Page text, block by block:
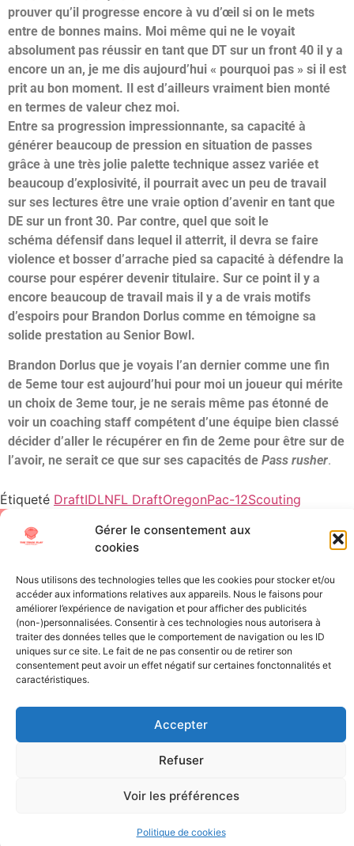
Gérer le consentement aux
cookies
Nous utilisons des technologies telles que les cookies pour stocker et/ou
accéder aux informations relatives aux appareils. Nous le faisons pour
améliorer l’expérience de navigation et pour afficher des publicités
(non-)personnalisées. Consentir à ces technologies nous autorisera à
traiter des données telles que le comportement de navigation ou les ID
uniques sur ce site. Le fait de ne pas consentir ou de retirer son
consentement peut avoir un effet négatif sur certaines fonctonnalités et
caractéristiques.
Accepter
Refuser
Voir les préférences
Politique de cookies
prouver qu’il progresse encore à vu d’œil si on le mets
entre de bonnes mains. Moi même qui ne le voyait
absolument pas réussir en tant que DT sur un front 40 il y a
encore un an, je me dis aujourd’hui « pourquoi pas » si il est
prit au bon moment. Il est d’ailleurs vraiment bien monté
en termes de valeur chez moi.
Entre sa progression impressionnante, sa capacité à
générer beaucoup de pression en situation de passes
grâce à une très jolie palette technique assez variée et
beaucoup d’explosivité, il pourrait avec un peu de travail
sur ses lectures être une vraie option d’avenir en tant que
DE sur un front 30. Par contre, quel que soit le
schéma défensif dans lequel il atterrit, il devra se faire
violence et bosser d’arrache pied sa capacité à défendre la
course pour espérer devenir titulaire. Sur ce point il y a
encore beaucoup de travail mais il y a de vrais motifs
d’espoirs pour Brandon Dorlus comme en témoigne sa
solide prestation au Senior Bowl.
Brandon Dorlus que je voyais l’an dernier comme une fin
de 5eme tour est aujourd’hui pour moi un joueur qui mérite
un choix de 3eme tour, je ne serais même pas étonné de
voir un coaching staff compétent d’une équipe bien classé
décider d’aller le récupérer en fin de 2eme pour être sur de
l’avoir, ne serait ce que sur ses capacités de Pass rusher.
Étiqueté DraftIDLNFL DraftOregonPac-12Scouting
All Texts Rights Reserved © 2023
Tous les textes présents sur ce site sont protégés par les droits
d’auteur. Il est interdit de reproduire, distribuer ou utiliser de
quelque manière que ce soit ces éléments sans l’autorisation
expresse de leurs propriétaires.